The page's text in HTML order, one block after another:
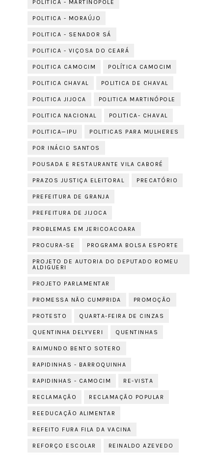
POLITICA - MARTINÓPOLE
POLITICA - MORAÚJO
POLITICA - SENADOR SÁ
POLITICA - VIÇOSA DO CEARÁ
POLITICA CAMOCIM POLÍTICA CAMOCIM
POLITICA CHAVAL POLITICA DE CHAVAL
POLITICA JIJOCA POLITICA MARTINÓPOLE
POLITICA NACIONAL POLITICA- CHAVAL
POLITICA—IPU POLITICAS PARA MULHERES
POR INÁCIO SANTOS
POUSADA E RESTAURANTE VILA CABORÉ
PRAZOS JUSTIÇA ELEITORAL PRECATÓRIO
PREFEITURA DE GRANJA
PREFEITURA DE JIJOCA
PROBLEMAS EM JERICOACOARA
PROCURA-SE PROGRAMA BOLSA ESPORTE
PROJETO DE AUTORIA DO DEPUTADO ROMEU
ALDIGUERI
PROJETO PARLAMENTAR
PROMESSA NÃO CUMPRIDA PROMOÇÃO
PROTESTO QUARTA-FEIRA DE CINZAS
QUENTINHA DELYVERI QUENTINHAS
RAIMUNDO BENTO SOTERO
RAPIDINHAS - BARROQUINHA
RAPIDINHAS - CAMOCIM RE-VISTA
RECLAMAÇÃO RECLAMAÇÃO POPULAR
REEDUCAÇÃO ALIMENTAR
REFEITO FURA FILA DA VACINA
REFORÇO ESCOLAR REINALDO AZEVEDO